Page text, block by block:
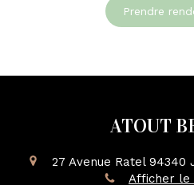
Prendre
ATOUT
27 Avenue Ratel 94340
Afficher le